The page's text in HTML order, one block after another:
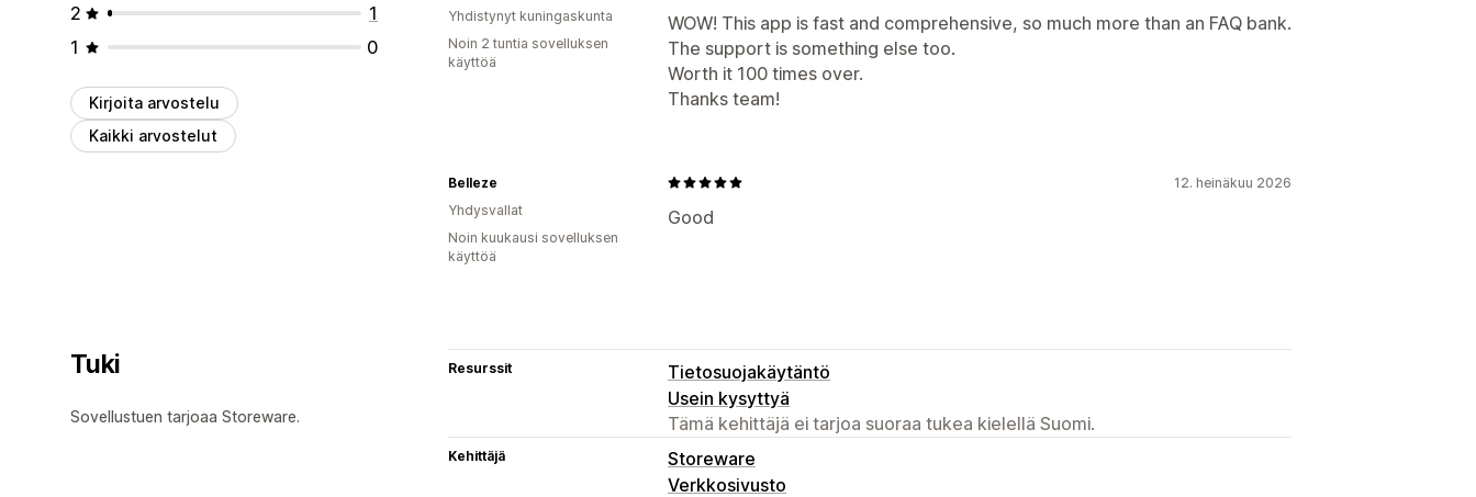
2
1
1
0
Kirjoita arvostelu
Kaikki arvostelut
WOW! This app is fast and comprehensive, so much more than an FAQ bank.
The support is something else too.
Worth it 100 times over.
Thanks team!
Yhdistynyt kuningaskunta
Noin 2 tuntia sovelluksen
käyttöä
12. heinäkuu 2026
Good
Belleze
Yhdysvallat
Noin kuukausi sovelluksen
käyttöä
Tuki
Sovellustuen tarjoaa Storeware.
Resurssit
Tietosuojakäytäntö
Usein kysyttyä
Tämä kehittäjä ei tarjoa suoraa tukea kielellä Suomi.
Kehittäjä
Storeware
Verkkosivusto